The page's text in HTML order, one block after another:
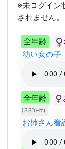
※未ログイン
されません。
全年齢
幼い女の子
全年齢
(330Hz)
お姉さん看